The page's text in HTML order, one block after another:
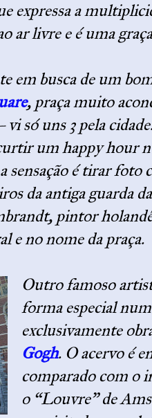
expressa a
ar livre e é uma
em busca de um
, praça muito
só uns 3 pela
um happy hour
sensação é tirar foto
da antiga guarda
pintor
e no nome da praça.
Outro famoso
forma especial
exclusivamente
Gogh. O acervo é
comparado com o
o “Louvre” de